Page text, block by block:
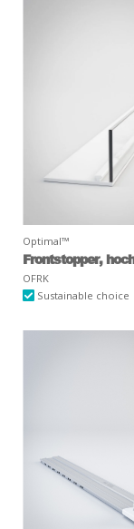
Optimal™
Frontstopper, hoch
OFRK
Sustainable choice